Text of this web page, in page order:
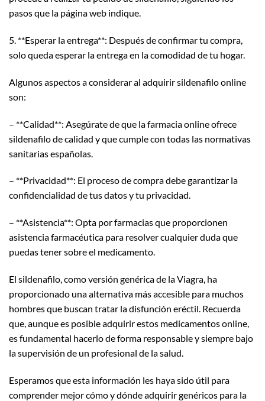
pasos que la página web indique.
5. **Esperar la entrega**: Después de confirmar tu compra,
solo queda esperar la entrega en la comodidad de tu hogar.
Algunos aspectos a considerar al adquirir sildenafilo online
son:
– **Calidad**: Asegúrate de que la farmacia online ofrece
sildenafilo de calidad y que cumple con todas las normativas
sanitarias españolas.
– **Privacidad**: El proceso de compra debe garantizar la
confidencialidad de tus datos y tu privacidad.
– **Asistencia**: Opta por farmacias que proporcionen
asistencia farmacéutica para resolver cualquier duda que
puedas tener sobre el medicamento.
El sildenafilo, como versión genérica de la Viagra, ha
proporcionado una alternativa más accesible para muchos
hombres que buscan tratar la disfunción eréctil. Recuerda
que, aunque es posible adquirir estos medicamentos online,
es fundamental hacerlo de forma responsable y siempre bajo
la supervisión de un profesional de la salud.
Esperamos que esta información les haya sido útil para
comprender mejor cómo y dónde adquirir genéricos para la